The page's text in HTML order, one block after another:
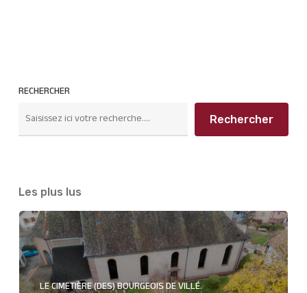
RECHERCHER
Rechercher
Les plus lus
LE CIMETIÈRE (DES) BOURGEOIS DE VILLÉ.